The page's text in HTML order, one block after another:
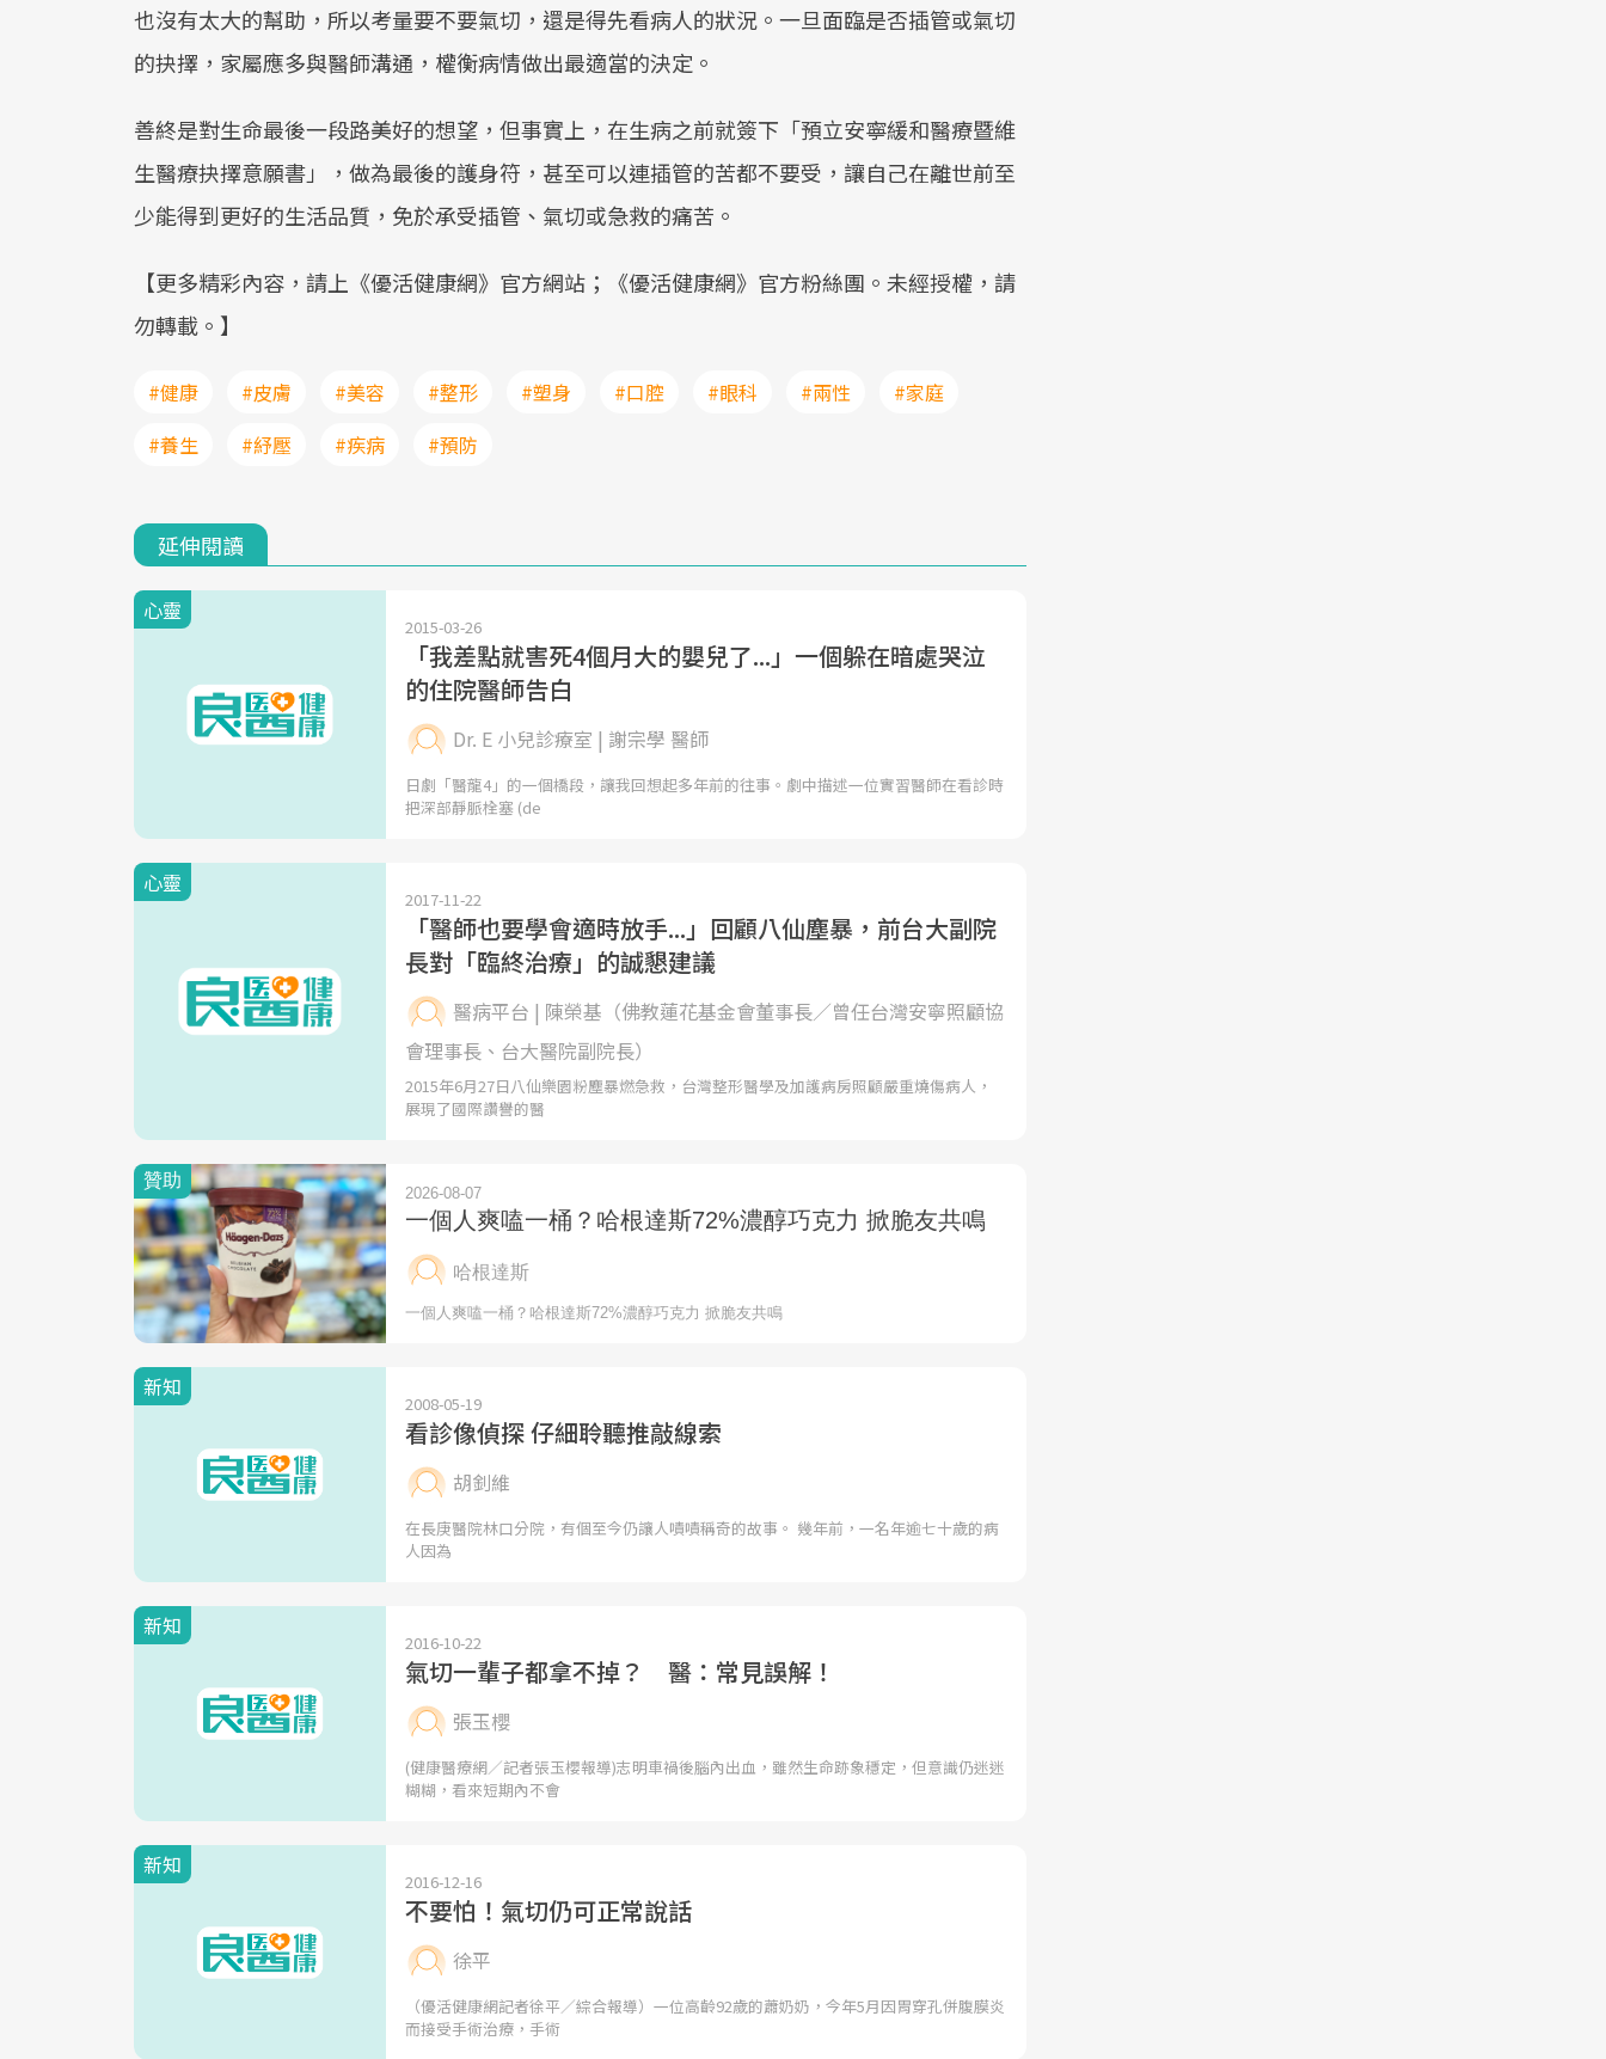
也沒有太大的幫助，所以考量要不要氣切，還是得先看病人的狀況。一旦面臨是否插管或氣切
的抉擇，家屬應多與醫師溝通，權衡病情做出最適當的決定。
善終是對生命最後一段路美好的想望，但事實上，在生病之前就簽下「預立安寧緩和醫療暨維
生醫療抉擇意願書」，做為最後的護身符，甚至可以連插管的苦都不要受，讓自己在離世前至
少能得到更好的生活品質，免於承受插管、氣切或急救的痛苦。
【更多精彩內容，請上《優活健康網》官方網站；《優活健康網》官方粉絲團。未經授權，請
勿轉載。】
#健康 #皮膚 #美容 #整形 #塑身 #口腔 #眼科 #兩性
#家庭
#養生
#紓壓 #疾病 #預防
延伸閱讀
心靈
2015-03-26
「我差點就害死4個月大的嬰兒了...」一個躲在暗處哭泣
的住院醫師告白
Dr. E 小兒診療室 | 謝宗學 醫師
日劇「醫龍4」的一個橋段，讓我回想起多年前的往事。劇中描述一位實習醫師在看診時
把深部靜脈栓塞 (de
心靈
2017-11-22
「醫師也要學會適時放手...」回顧八仙塵暴，前台大副院
長對「臨終治療」的誠懇建議
醫病平台 | 陳榮基（佛教蓮花基金會董事長／曾任台灣安寧照顧協
會理事長、台大醫院副院長）
2015年6月27日八仙樂園粉塵暴燃急救，台灣整形醫學及加護病房照顧嚴重燒傷病人，
展現了國際讚譽的醫
新知
2008-05-19
看診像偵探 仔細聆聽推敲線索
胡釗維
在長庚醫院林口分院，有個至今仍讓人嘖嘖稱奇的故事。 幾年前，一名年逾七十歲的病
人因為
新知
2016-10-22
氣切一輩子都拿不掉？ 醫：常見誤解！
張玉櫻
(健康醫療網／記者張玉櫻報導)志明車禍後腦內出血，雖然生命跡象穩定，但意識仍迷迷
糊糊，看來短期內不會
新知
2016-12-16
不要怕！氣切仍可正常說話
徐平
（優活健康網記者徐平／綜合報導）一位高齡92歲的蕭奶奶，今年5月因胃穿孔併腹膜炎
而接受手術治療，手術